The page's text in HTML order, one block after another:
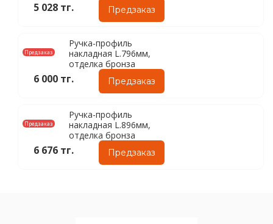
5 028 тг. Предзаказ
Предзаказ
Ручка-профиль
накладная L.796мм,
отделка бронза
6 000 тг. Предзаказ
Предзаказ
Ручка-профиль
накладная L.896мм,
отделка бронза
6 676 тг. Предзаказ